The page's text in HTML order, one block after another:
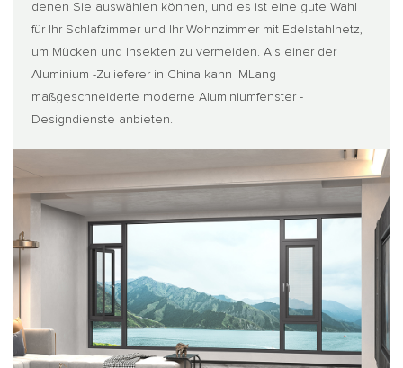
denen Sie auswählen können, und es ist eine gute Wahl
für Ihr Schlafzimmer und Ihr Wohnzimmer mit Edelstahlnetz,
um Mücken und Insekten zu vermeiden. Als einer der
Aluminium -Zulieferer in China kann IMLang
maßgeschneiderte moderne Aluminiumfenster -
Designdienste anbieten.